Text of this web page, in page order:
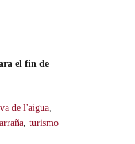
el fin de
de l'aigua,
, turismo